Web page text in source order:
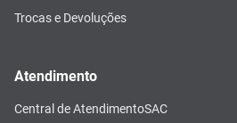
Trocas e Devoluções
Atendimento
Central de AtendimentoSAC